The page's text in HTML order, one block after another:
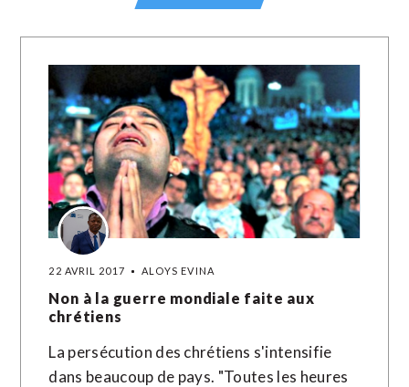
22 AVRIL 2017 ALOYS EVINA
Non à la guerre mondiale faite aux
chrétiens
La persécution des chrétiens s'intensifie
dans beaucoup de pays. "Toutes les heures